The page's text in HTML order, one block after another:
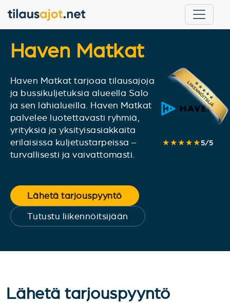
Haven Matkat
Haven Matkat tarjoaa tilausajoja
ja bussikuljetuksia alueella Salo
ja sen lähialueilla. Haven Matkat
palvelee luotettavasti ryhmiä,
yrityksiä ja yksityisasiakkaita
erilaisissa kuljetustarpeissa –
turvallisesti ja vaivattomasti.
★★★★★ 5/5
Lähetä tarjouspyyntö
Tutustu liikennöitsijään
Lähetä tarjouspyyntö